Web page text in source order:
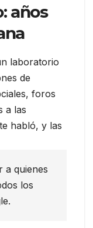
años
laboratorio
de
foros
a las
habló, y las
a quienes
los